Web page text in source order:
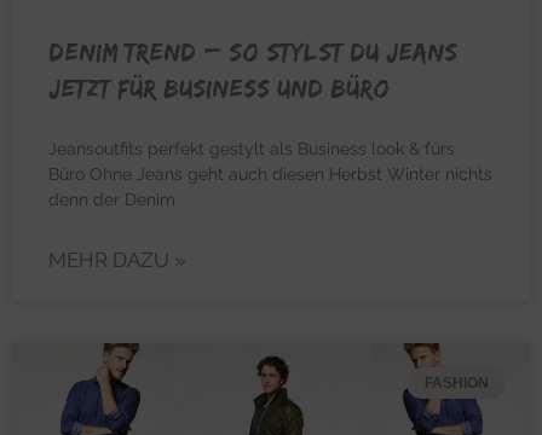
DENIM TREND – So stylst du Jeans
jetzt für Business und Büro
Jeansoutfits perfekt gestylt als Business look & fürs
Büro Ohne Jeans geht auch diesen Herbst Winter nichts
denn der Denim
MEHR DAZU »
FASHION